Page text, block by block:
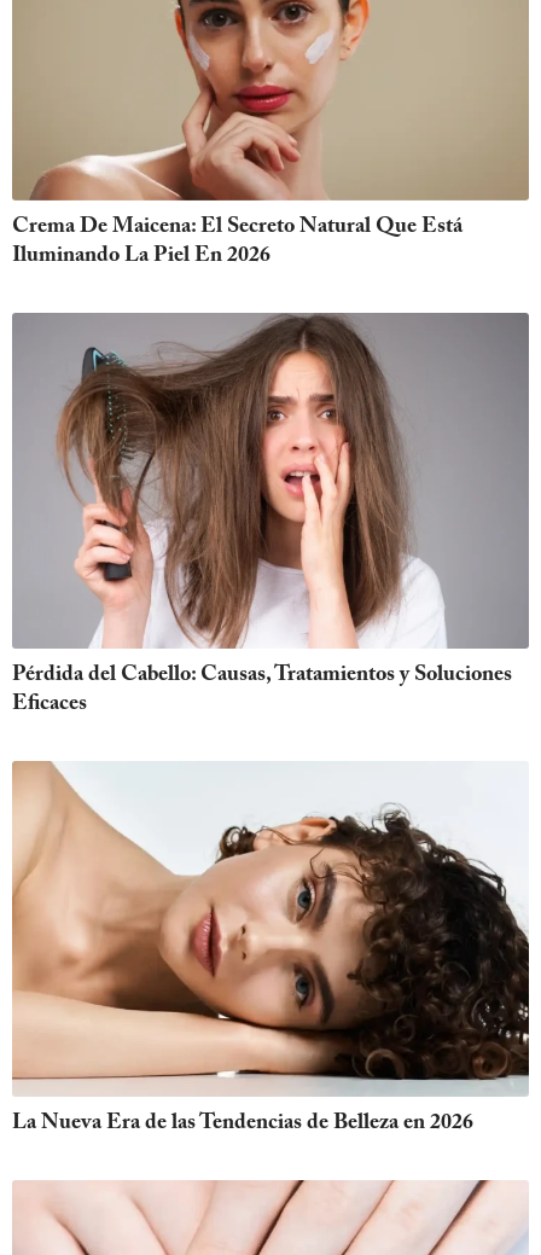
Crema De Maicena: El Secreto Natural Que Está
Iluminando La Piel En 2026
Pérdida del Cabello: Causas, Tratamientos y Soluciones
Eficaces
La Nueva Era de las Tendencias de Belleza en 2026